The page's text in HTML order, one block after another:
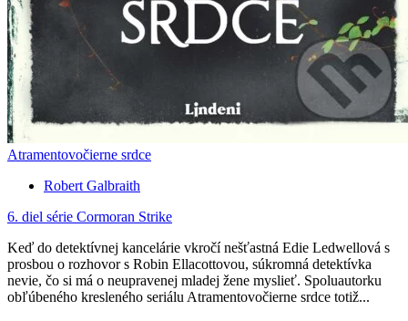
Atramentovočierne srdce
Robert Galbraith
6. diel série Cormoran Strike
Keď do detektívnej kancelárie vkročí nešťastná Edie Ledwellová s
prosbou o rozhovor s Robin Ellacottovou, súkromná detektívka
nevie, čo si má o neupravenej mladej žene myslieť. Spoluautorku
obľúbeného kresleného seriálu Atramentovočierne srdce totiž...